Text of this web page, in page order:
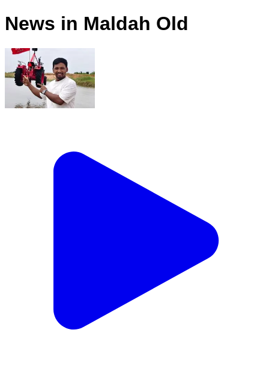
News in Maldah Old